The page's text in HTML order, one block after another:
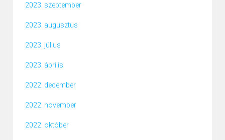
2023. szeptember
2023. augusztus
2023. július
2023. április
2022. december
2022. november
2022. október